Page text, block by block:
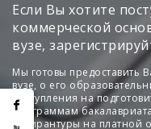
Если Вы хотите
коммерческой
вузе,
Мы готовы
вузе, о его
поступления на
программам
аспирантуры на платной